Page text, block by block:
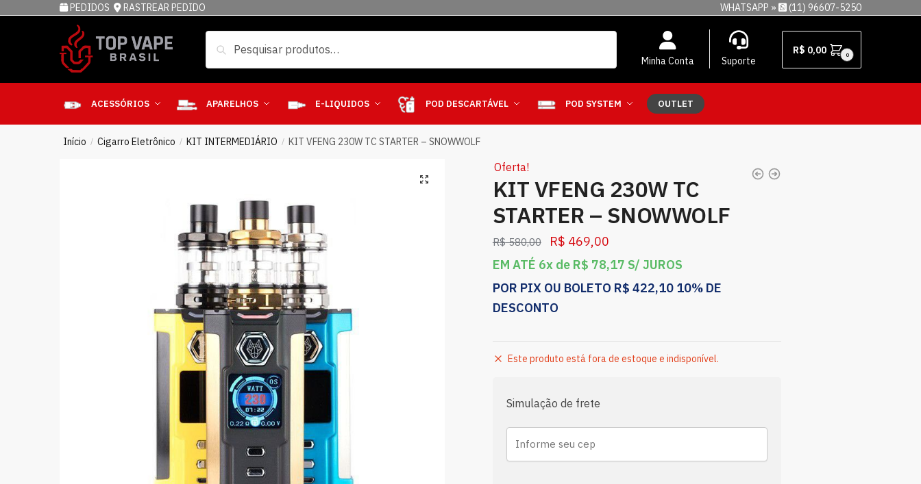
PEDIDOS RASTREAR PEDIDO WHATSAPP » (11) 96607-5250
Minha Conta Suporte
R$ 0,00 0
ACESSÓRIOS APARELHOS E-LIQUIDOS POD DESCARTÁVEL POD SYSTEM OUTLET
Início / Cigarro Eletrônico / KIT INTERMEDIÁRIO / KIT VFENG 230W TC STARTER – SNOWWOLF
Oferta!
KIT VFENG 230W TC
STARTER – SNOWWOLF
R$580,00 R$ 469,00
EM ATÉ 6x de R$ 78,17 S/ JUROS
POR PIX OU BOLETO R$ 422,10 10% DE
DESCONTO
Este produto está fora de estoque e indisponível.
Simulação de frete